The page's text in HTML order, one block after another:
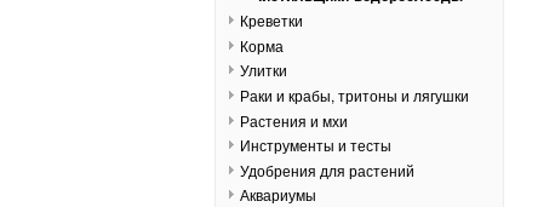
Креветки
Корма
Улитки
Раки и крабы, тритоны и лягушки
Растения и мхи
Инструменты и тесты
Удобрения для растений
Аквариумы